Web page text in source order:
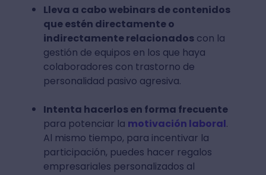
Lleva a cabo webinars de contenidos
que estén directamente o
indirectamente relacionadoscon la
gestión de equipos en los que haya
colaboradores con trastorno de
personalidad pasivo agresiva.
Intenta hacerlos en forma frecuente
para potenciar la motivación laboral.
Al mismo tiempo, para incentivar la
participación, puedes hacer regalos
empresariales personalizados al